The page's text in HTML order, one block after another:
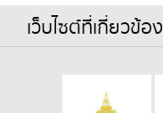
เว็บไซต์ที่เกี่ยวข้อง